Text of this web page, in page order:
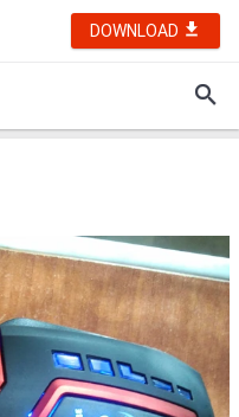
DOWNLOAD